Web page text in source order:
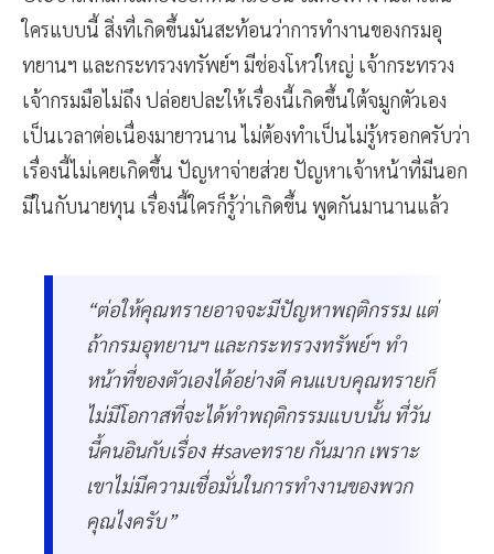
ใครแบบนี้ สิ่งที่เกิดขึ้นมันสะท้อนว่าการทำงานของกรมอุ
ทยานฯ และกระทรวงทรัพย์ฯ มีช่องโหว่ใหญ่ เจ้ากระทรวง
เจ้ากรมมือไม่ถึง ปล่อยปละให้เรื่องนี้เกิดขึ้นใต้จมูกตัวเอง
เป็นเวลาต่อเนื่องมายาวนาน ไม่ต้องทำเป็นไม่รู้หรอกครับว่า
เรื่องนี้ไม่เคยเกิดขึ้น ปัญหาจ่ายส่วย ปัญหาเจ้าหน้าที่มีนอก
มีในกับนายทุน เรื่องนี้ใครก็รู้ว่าเกิดขึ้น พูดกันมานานแล้ว
“ต่อให้คุณทรายอาจจะมีปัญหาพฤติกรรม แต่
ถ้ากรมอุทยานฯ และกระทรวงทรัพย์ฯ ทำ
หน้าที่ของตัวเองได้อย่างดี คนแบบคุณทรายก็
ไม่มีโอกาสที่จะได้ทำพฤติกรรมแบบนั้น ที่วัน
นี้คนอินกับเรื่อง #saveทราย กันมาก เพราะ
เขาไม่มีความเชื่อมั่นในการทำงานของพวก
คุณไงครับ”